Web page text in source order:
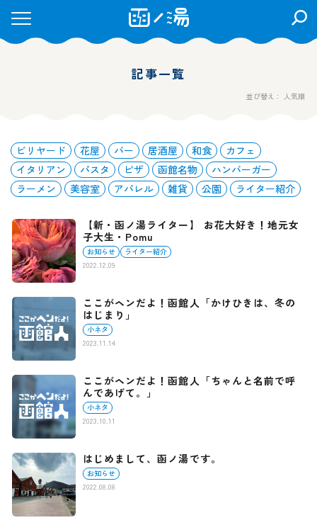
検
記事一覧
並び替え： 人気順
ビリヤード 花屋 バー 居酒屋 和食
カフェ
イタリアン
パスタ ピザ 函館名物
ハンバーガー
ラーメン
美容室 アパレル 雑貨 公園 ライター紹介
【新・函ノ湯ライター】 お花大好き！地元女
子大生・Pomu
お知らせ
ライター紹介
2022.12.09
ここがヘンだよ！函館人「かけひきは、冬の
はじまり」
小ネタ
2023.11.14
ここがヘンだよ！函館人「ちゃんと名前で呼
んであげて。」
小ネタ
2023.10.11
はじめまして、函ノ湯です。
お知らせ
2022.08.08